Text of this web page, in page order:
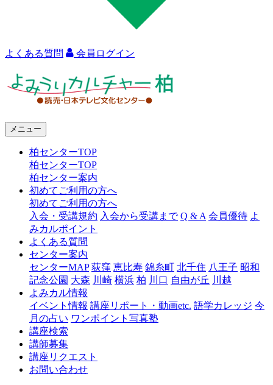
よくある質問 会員ログイン
ャ
メニュー
柏センターTOP
柏センターTOP
柏センター案内
初めてご利用の方へ
初めてご利用の方へ
入会・受講規約 入会から受講まで Q & A 会員優待 よ
みカルポイント
よくある質問
センター案内
センターMAP 荻窪 恵比寿 錦糸町 北千住 八王子 昭和
記念公園 大森 川崎 横浜 柏 川口 自由が丘 川越
よみカル情報
イベント情報 講座リポート・動画etc. 語学カレッジ 今
月の占い ワンポイント写真塾
講座検索
講師募集
講座リクエスト
お問い合わせ